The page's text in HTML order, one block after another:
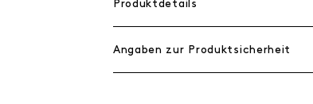
Produktdetails
Angaben zur Produktsicherheit